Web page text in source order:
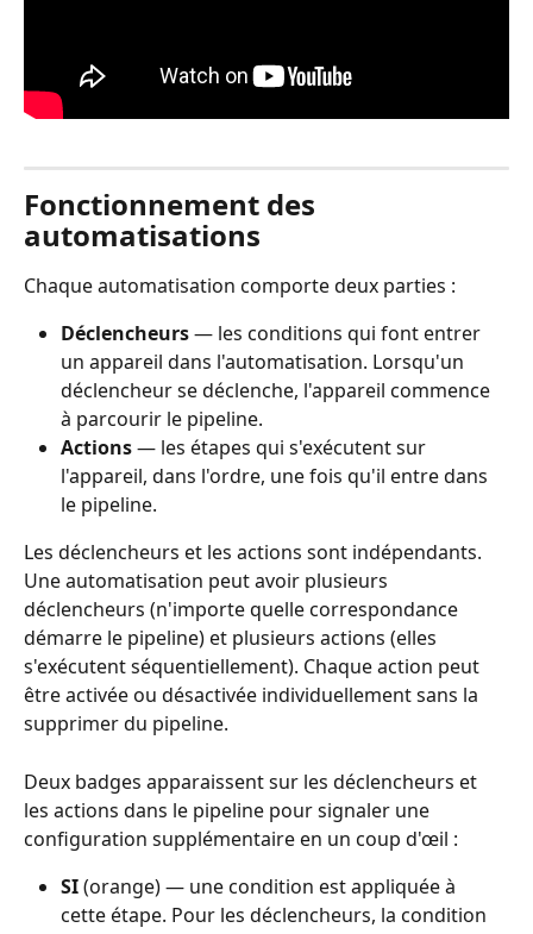
Fonctionnement des
automatisations
Chaque automatisation comporte deux parties :
Déclencheurs — les conditions qui font entrer
un appareil dans l'automatisation. Lorsqu'un
déclencheur se déclenche, l'appareil commence
à parcourir le pipeline.
Actions — les étapes qui s'exécutent sur
l'appareil, dans l'ordre, une fois qu'il entre dans
le pipeline.
Les déclencheurs et les actions sont indépendants.
Une automatisation peut avoir plusieurs
déclencheurs (n'importe quelle correspondance
démarre le pipeline) et plusieurs actions (elles
s'exécutent séquentiellement). Chaque action peut
être activée ou désactivée individuellement sans la
supprimer du pipeline.
Deux badges apparaissent sur les déclencheurs et
les actions dans le pipeline pour signaler une
configuration supplémentaire en un coup d'œil :
SI (orange) — une condition est appliquée à
cette étape. Pour les déclencheurs, la condition